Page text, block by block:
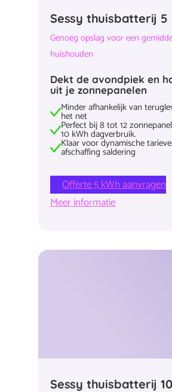
Sessy thuisbatterij 5
Genoeg opslag voor een
huishouden
Dekt de avondpiek en
uit je zonnepanelen
Minder afhankelijk van
het net
Perfect bij 8 tot 12
10 kWh dagverbruik.
Klaar voor dynamische
afschaffing saldering
Offerte 5 kWh aanvragen
Meer informatie
Sessy thuisbatterij